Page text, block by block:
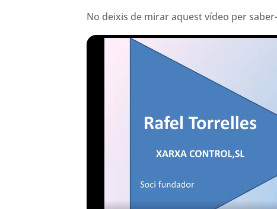
No deixis de mirar aquest vídeo per